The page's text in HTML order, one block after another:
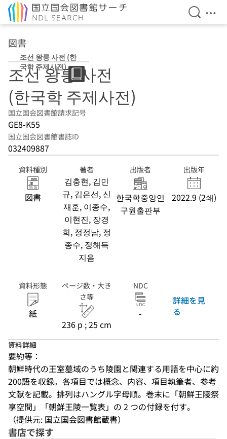
検索を
メ
図書
조선 왕릉 사전 (한
국학 주제사전)
조선 왕릉 사전
(한국학 주제사전)
国立国会図書館請求記号
GE8-K55
国立国会図書館書誌ID
032409887
資料種別
図書
著者
김충현, 김민
규, 김은선, 신
재훈, 이종수,
이현진, 장경
희, 정정남, 정
종수, 정해득
지음
出版者
한국학중앙연
구원출판부
出版年
2022.9 (2쇄)
資料形態
紙
ページ数・大き
さ等
236 p ; 25 cm
NDC
-
詳細を見
る
資料詳細
要約等：
朝鮮時代の王室墓域のうち陵園と関連する用語を中心に約
200語を収録。各項目では概念、内容、項目執筆者、参考
文献を記載。排列はハングル字母順。巻末に「朝鮮王陵祭
享空間」「朝鮮王陵一覧表」の 2 つの付録を付す。
（提供元: 国立国会図書館蔵書）
書店で探す